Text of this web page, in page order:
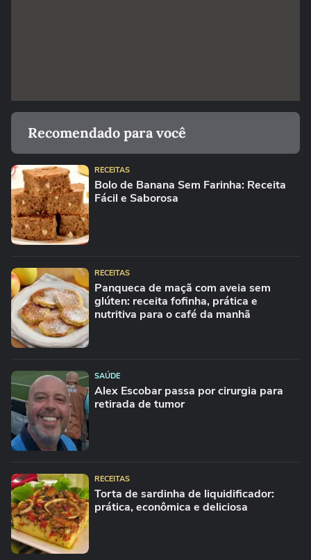
Recomendado para você
RECEITAS
Bolo de Banana Sem Farinha: Receita
Fácil e Saborosa
RECEITAS
Panqueca de maçã com aveia sem
glúten: receita fofinha, prática e
nutritiva para o café da manhã
SAÚDE
Alex Escobar passa por cirurgia para
retirada de tumor
RECEITAS
Torta de sardinha de liquidificador:
prática, econômica e deliciosa